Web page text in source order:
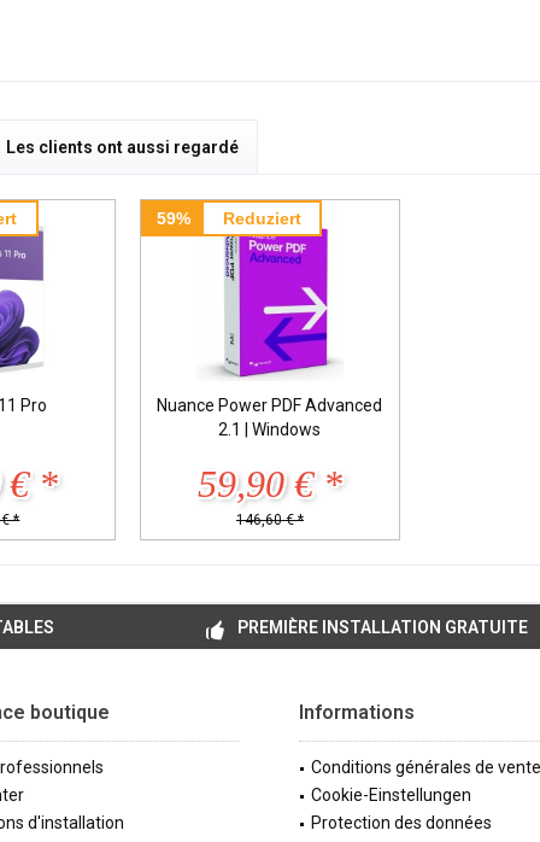
Les clients ont aussi regardé
Pro
€ *
*
59% Reduziert
Nuance Power PDF Advanced
2.1 | Windows
59,90 € *
146,60 € *
PREMIÈRE INSTALLATION GRATUITE
boutique
d'installation
Informations
Conditions générales de vente
Cookie-Einstellungen
Protection des données